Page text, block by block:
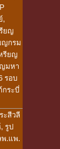
,
ยญ
ญกรม
รียญ
มหา
รอบ
กระบี่
ะสีวลี
รูป
พ.แพ.